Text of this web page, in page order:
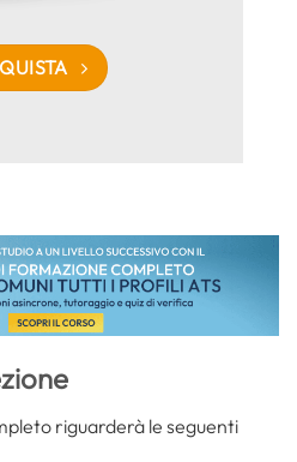
riguarderà le seguenti